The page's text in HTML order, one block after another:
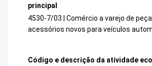
principal
4530-7/03 | Comércio a varejo de
acessórios novos para veículos
Código e descrição da atividade